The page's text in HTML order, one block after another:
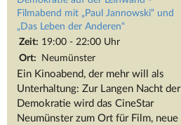
Filmabend mit „Paul Jannowski“ und
„Das Leben der Anderen“
Zeit: 19:00 - 22:00 Uhr
Ort: Neumünster
Ein Kinoabend, der mehr will als
Unterhaltung: Zur Langen Nacht der
Demokratie wird das CineStar
Neumünster zum Ort für Film, neue